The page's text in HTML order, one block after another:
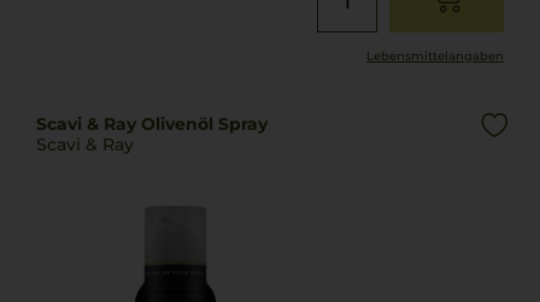
Lebensmittel­angaben
Scavi & Ray Olivenöl Spray
Scavi & Ray